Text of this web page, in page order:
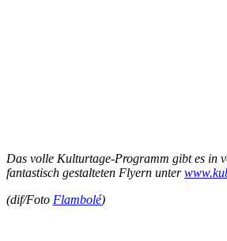
Das volle Kulturtage-Programm gibt es in
fantastisch gestalteten Flyern unter
(dif/Foto Flambolé)